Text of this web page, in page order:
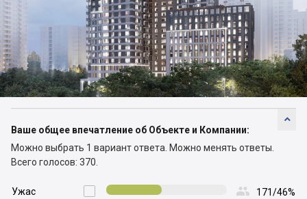

Ваше общее впечатление об Объекте и Компании:
Можно выбрать 1 вариант ответа. Можно менять ответы.
Всего голосов: 370.

Ужас  171/46%